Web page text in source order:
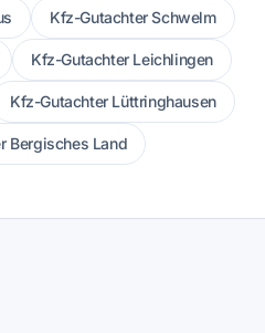
Kfz-Gutachter Schwelm
Kfz-Gutachter Leichlingen
Kfz-Gutachter Lüttringhausen
Bergisches Land